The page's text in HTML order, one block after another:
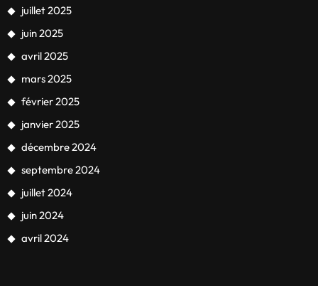
juillet 2025
juin 2025
avril 2025
mars 2025
février 2025
janvier 2025
décembre 2024
septembre 2024
juillet 2024
juin 2024
avril 2024